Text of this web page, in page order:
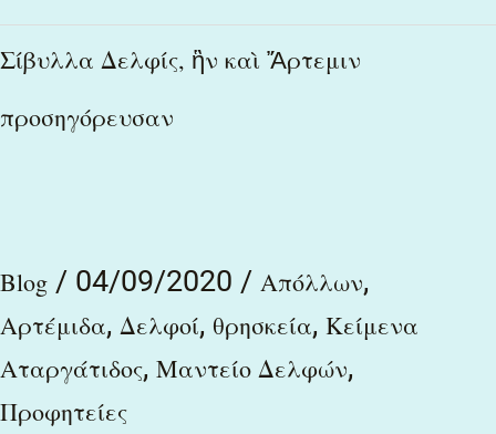
Σίβυλλα Δελφίς, ἣν καὶ Ἄρτεμιν
προσηγόρευσαν
Blog / 04/09/2020 / Απόλλων,
Αρτέμιδα, Δελφοί, θρησκεία, Κείμενα
Αταργάτιδος, Μαντείο Δελφών,
Προφητείες
Σίβυλλα
ἣν
προσηγόρευσαν